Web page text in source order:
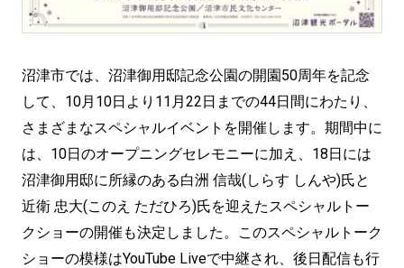
沼津市では、沼津御用邸記念公園の開園50周年を記念
して、10月10日より11月22日までの44日間にわたり、
さまざまなスペシャルイベントを開催します。期間中に
は、10日のオープニングセレモニーに加え、18日には
沼津御用邸に所縁のある白洲 信哉(しらす しんや)氏と
近衛 忠大(このえ ただひろ)氏を迎えたスペシャルトー
クショーの開催も決定しました。このスペシャルトーク
ショーの模様はYouTube Liveで中継され、後日配信も行